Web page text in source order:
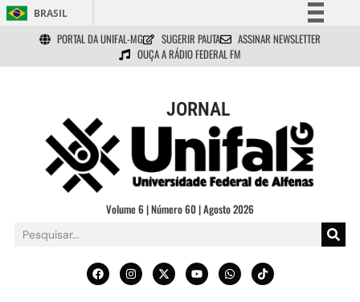
BRASIL
Simplifique!
Comunica BR
Acesso à informação
Legislação
Canais
PORTAL DA UNIFAL-MG SUGERIR PAUTA
ASSINAR NEWSLETTER
OUÇA A RÁDIO FEDERAL FM
JORNAL
Volume 6 | Número 60 | Agosto 2026